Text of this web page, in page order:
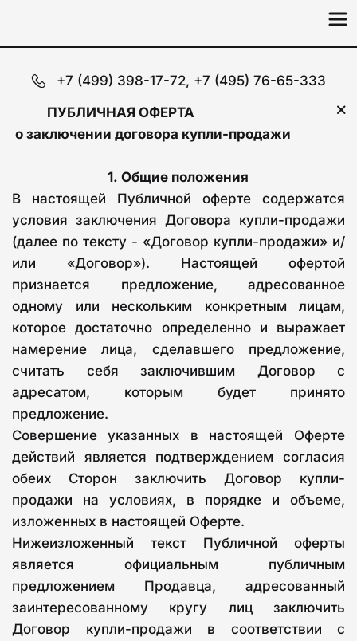
г. Москва
+7 (499) 398-17-72, +7 (495) 76-65-333
promholod.sv@mail.ru
           ПУБЛИЧНАЯ ОФЕРТА
о заключении договора купли-продажи
1. Общие положения
В настоящей Публичной оферте содержатся
условия заключения Договора купли-продажи
(далее по тексту - «Договор купли-продажи» и/
или «Договор»). Настоящей офертой
признается предложение, адресованное
одному или нескольким конкретным лицам,
которое достаточно определенно и выражает
намерение лица, сделавшего предложение,
считать себя заключившим Договор с
адресатом, которым будет принято
предложение.
Совершение указанных в настоящей Оферте
действий является подтверждением согласия
обеих Сторон заключить Договор купли-
продажи на условиях, в порядке и объеме,
изложенных в настоящей Оферте.
Нижеизложенный текст Публичной оферты
является официальным публичным
предложением Продавца, адресованный
заинтересованному кругу лиц заключить
Договор купли-продажи в соответствии с